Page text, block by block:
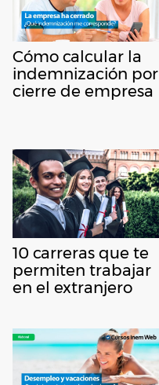
Cómo calcular la
indemnización por
cierre de empresa
10 carreras que te
permiten trabajar
en el extranjero